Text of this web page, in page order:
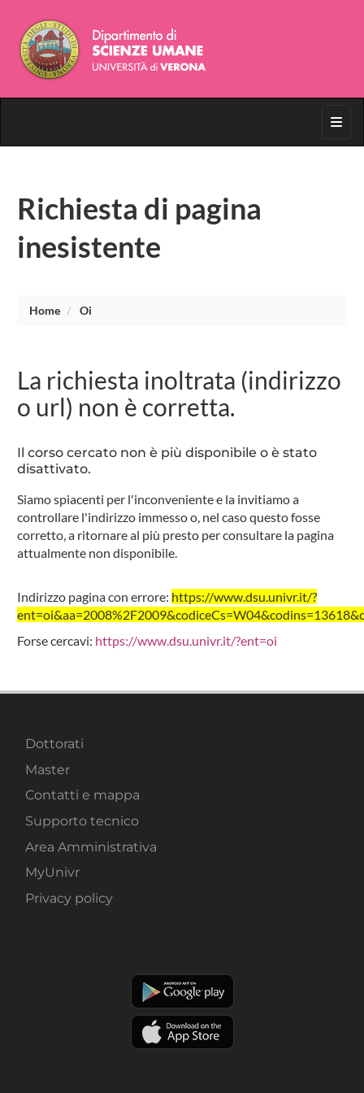
Richiesta di pagina
inesistente
Home Oi
La richiesta inoltrata (indirizzo
o url) non è corretta.
Il corso cercato non è più disponibile o è stato
disattivato.
Siamo spiacenti per l'inconveniente e la invitiamo a
controllare l'indirizzo immesso o, nel caso questo fosse
corretto, a ritornare al più presto per consultare la pagina
attualmente non disponibile.
Indirizzo pagina con errore: https://www.dsu.univr.it/?
Forse cercavi: https://www.dsu.univr.it/?ent=oi
Dottorati
Master
Contatti e mappa
Supporto tecnico
Area Amministrativa
MyUnivr
Privacy policy